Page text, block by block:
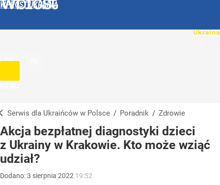
WPROST UKRAINA
UA
Serwis dla Ukraińców w Polsce / Poradnik / Zdrowie
Akcja bezpłatnej diagnostyki dzieci
z Ukrainy w Krakowie. Kto może wziąć
udział?
Dodano:3 sierpnia 2022 19:52